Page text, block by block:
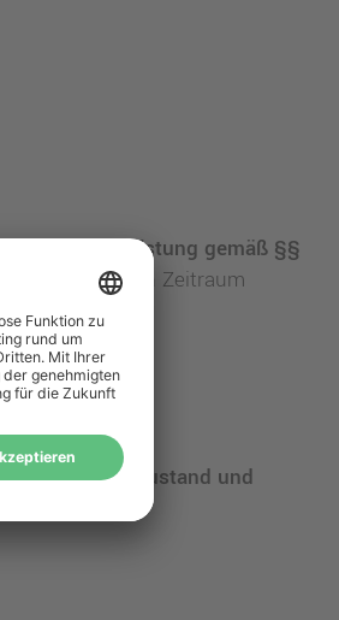
Gewährleistung gemäß §§
angemessenen Zeitraum
Zustand und